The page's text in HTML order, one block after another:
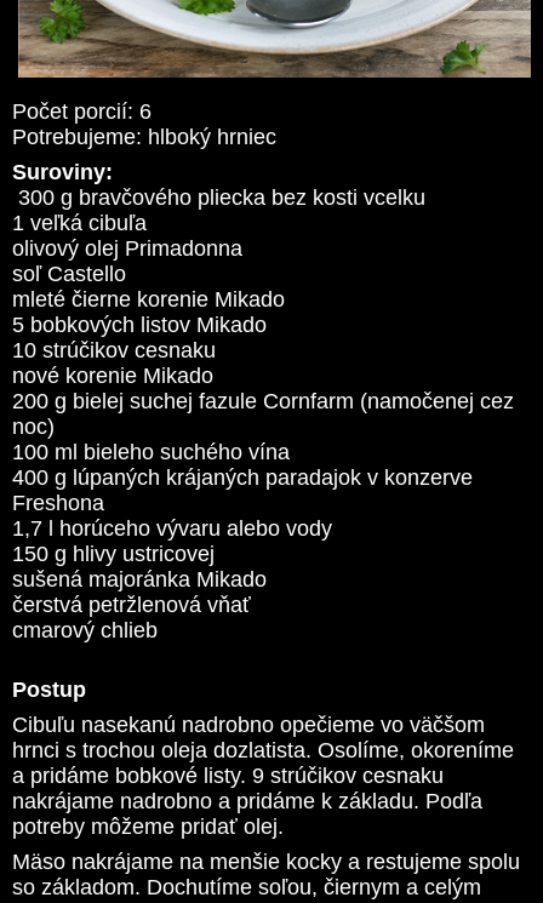
Počet porcií: 6
Potrebujeme: hlboký hrniec
Suroviny:
300 g bravčového pliecka bez kosti vcelku
1 veľká cibuľa
olivový olej Primadonna
soľ Castello
mleté čierne korenie Mikado
5 bobkových listov Mikado
10 strúčikov cesnaku
nové korenie Mikado
200 g bielej suchej fazule Cornfarm (namočenej cez
noc)
100 ml bieleho suchého vína
400 g lúpaných krájaných paradajok v konzerve
Freshona
1,7 l horúceho vývaru alebo vody
150 g hlivy ustricovej
sušená majoránka Mikado
čerstvá petržlenová vňať
cmarový chlieb
Postup
Cibuľu nasekanú nadrobno opečieme vo väčšom
hrnci s trochou oleja dozlatista. Osolíme, okoreníme
a pridáme bobkové listy. 9 strúčikov cesnaku
nakrájame nadrobno a pridáme k základu. Podľa
potreby môžeme pridať olej.
Mäso nakrájame na menšie kocky a restujeme spolu
so základom. Dochutíme soľou, čiernym a celým